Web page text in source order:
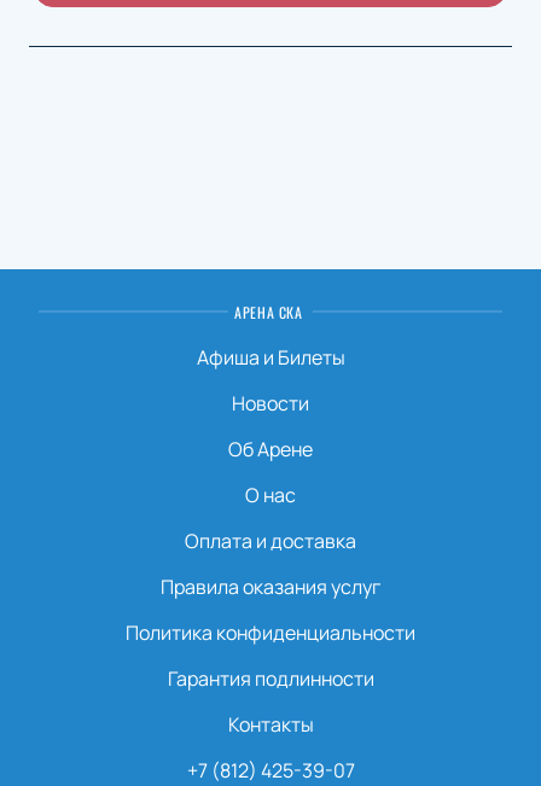
АРЕНА СКА
Афиша и Билеты
Новости
Об Арене
О нас
Оплата и доставка
Правила оказания услуг
Политика конфиденциальности
Гарантия подлинности
Контакты
+7 (812) 425-39-07